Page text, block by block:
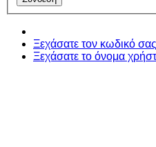
Ξεχάσατε τον κωδικό
Ξεχάσατε το όνομα